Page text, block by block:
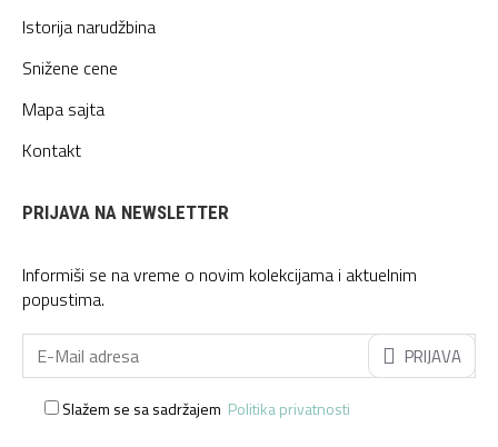
Istorija narudžbina
Snižene cene
Mapa sajta
Kontakt
PRIJAVA NA NEWSLETTER
Informiši se na vreme o novim kolekcijama i aktuelnim
popustima.
PRIJAVA
Slažem se sa sadržajem Politika privatnosti